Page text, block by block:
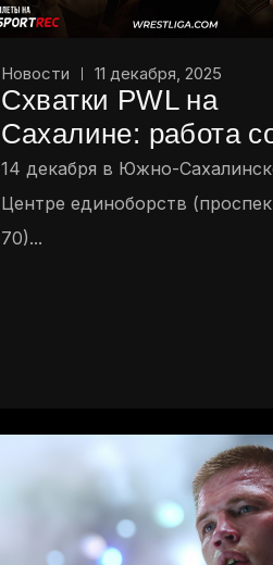
Новости 11 декабря, 2025
Схватки PWL на
Сахалине: работа
14 декабря в Южно-
Центре единоборств
70)...